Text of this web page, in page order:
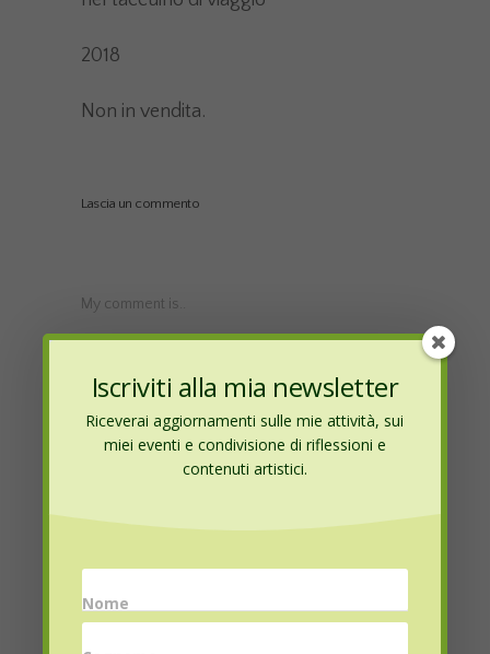
2018
Non in vendita.
Lascia un commento
My comment is..
Email*
Iscriviti alla mia newsletter
Riceverai aggiornamenti sulle mie attività, sui
miei eventi e condivisione di riflessioni e
contenuti artistici.
Nome